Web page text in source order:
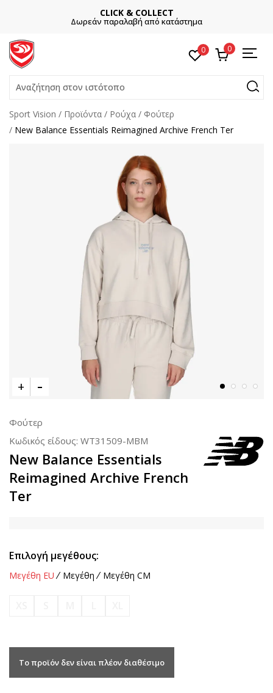
CLICK & COLLECT
Δωρεάν παραλαβή από κατάστημα
0 0
Αναζήτηση στον ιστότοπο
Sport Vision Προϊόντα Ρούχα
Φούτερ
New Balance Essentials Reimagined Archive French Ter
Φούτερ
Κωδικός είδους: WT31509-MBM
New Balance Essentials
Reimagined Archive French
Ter
Επιλογή μεγέθους:
Μεγέθη EU Μεγέθη Μεγέθη CM
Το προϊόν δεν είναι πλέον διαθέσιμο